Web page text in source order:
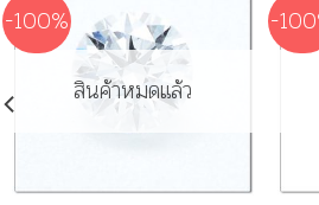
-100%
สินค้าหมดแล้ว
-